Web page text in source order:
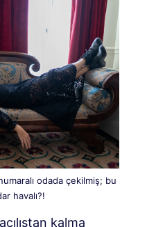
odada çekilmiş; bu
havalı?!
kalma